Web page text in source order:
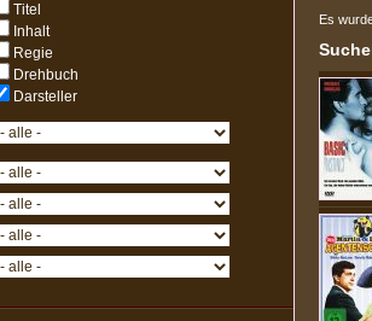
Titel
Inhalt
Regie
Drehbuch
Darsteller
Es